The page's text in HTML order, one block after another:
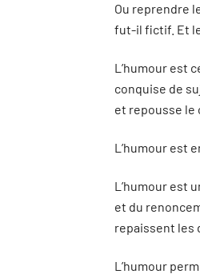
Ou reprendre
fut-il fictif. Et le
L’humour est
conquise de
et repousse le
L’humour est
L’humour est
et du
repaissent les
L’humour